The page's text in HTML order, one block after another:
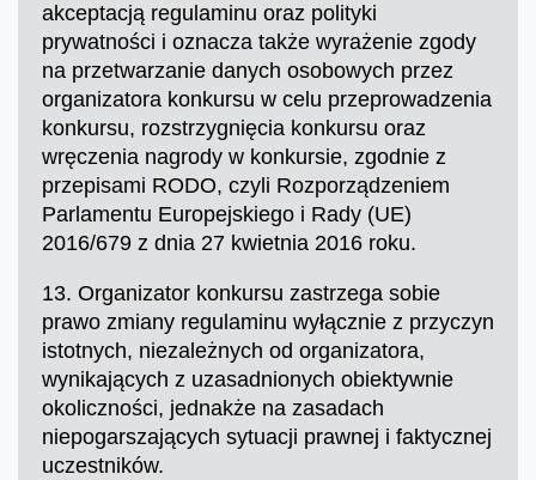
akceptacją regulaminu oraz polityki
prywatności i oznacza także wyrażenie zgody
na przetwarzanie danych osobowych przez
organizatora konkursu w celu przeprowadzenia
konkursu, rozstrzygnięcia konkursu oraz
wręczenia nagrody w konkursie, zgodnie z
przepisami RODO, czyli Rozporządzeniem
Parlamentu Europejskiego i Rady (UE)
2016/679 z dnia 27 kwietnia 2016 roku.
13. Organizator konkursu zastrzega sobie
prawo zmiany regulaminu wyłącznie z przyczyn
istotnych, niezależnych od organizatora,
wynikających z uzasadnionych obiektywnie
okoliczności, jednakże na zasadach
niepogarszających sytuacji prawnej i faktycznej
uczestników.